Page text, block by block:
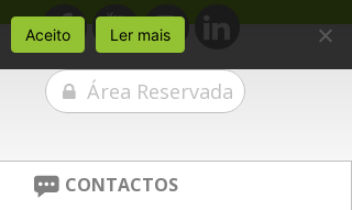
Área Reservada
CONTACTOS
Aceito Ler mais